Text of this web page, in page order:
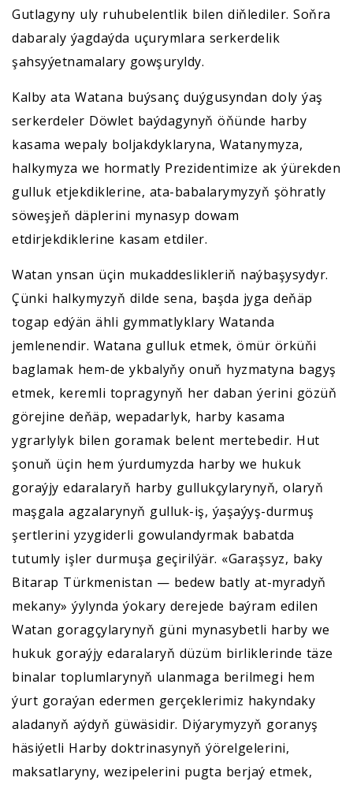
Gutlagyny uly ruhubelentlik bilen diňlediler. Soňra
dabaraly ýagdaýda uçurymlara serkerdelik
şahsyýetnamalary gowşuryldy.
Kalby ata Watana buýsanç duýgusyndan doly ýaş
serkerdeler Döwlet baýdagynyň öňünde harby
kasama wepaly boljakdyklaryna, Watanymyza,
halkymyza we hormatly Prezidentimize ak ýürekden
gulluk etjekdiklerine, ata-babalarymyzyň şöhratly
söweşjeň däplerini mynasyp dowam
etdirjekdiklerine kasam etdiler.
Watan ynsan üçin mukaddeslikleriň naýbaşysydyr.
Çünki halkymyzyň dilde sena, başda jyga deňäp
togap edýän ähli gymmatlyklary Watanda
jemlenendir. Watana gulluk etmek, ömür örküňi
baglamak hem-de ykbalyňy onuň hyzmatyna bagyş
etmek, keremli topragynyň her daban ýerini gözüň
görejine deňäp, wepadarlyk, harby kasama
ygrarlylyk bilen goramak belent mertebedir. Hut
şonuň üçin hem ýurdumyzda harby we hukuk
goraýjy edaralaryň harby gullukçylarynyň, olaryň
maşgala agzalarynyň gulluk-iş, ýaşaýyş-durmuş
şertlerini yzygiderli gowulandyrmak babatda
tutumly işler durmuşa geçirilýär. «Garaşsyz, baky
Bitarap Türkmenistan — bedew batly at-myradyň
mekany» ýylynda ýokary derejede baýram edilen
Watan goragçylarynyň güni mynasybetli harby we
hukuk goraýjy edaralaryň düzüm birliklerinde täze
binalar toplumlarynyň ulanmaga berilmegi hem
ýurt goraýan edermen gerçeklerimiz hakyndaky
aladanyň aýdyň güwäsidir. Diýarymyzyň goranyş
häsiýetli Harby doktrinasynyň ýörelgelerini,
maksatlaryny, wezipelerini pugta berjaý etmek,